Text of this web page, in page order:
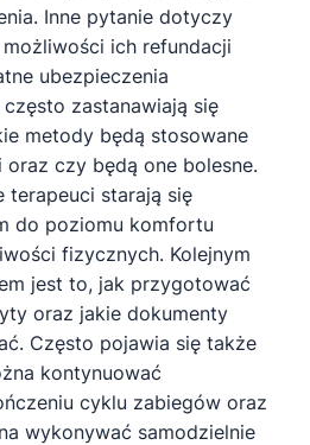
Inne pytanie dotyczy
ich refundacji
ubezpieczenia
zastanawiają się
metody będą stosowane
czy będą one bolesne.
terapeuci starają się
do poziomu komfortu
fizycznych. Kolejnym
jest to, jak przygotować
oraz jakie dokumenty
Często pojawia się także
kontynuować
cyklu zabiegów oraz
wykonywać samodzielnie